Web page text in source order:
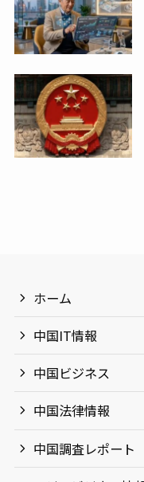
ホーム
中国IT情報
中国ビジネス
中国法律情報
中国調査レポート